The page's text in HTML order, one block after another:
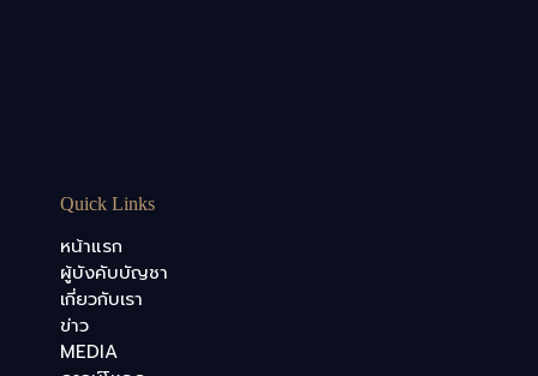
Quick Links
หน้าแรก
ผู้บังคับบัญชา
เกี่ยวกับเรา
ข่าว
MEDIA